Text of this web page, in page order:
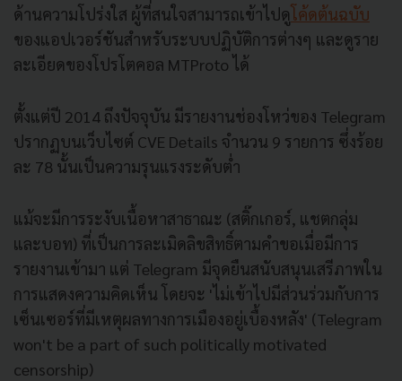
ด้านความโปร่งใส ผู้ที่สนใจสามารถเข้าไปดูโค้ดต้นฉบับ
ของแอปเวอร์ชันสำหรับระบบปฏิบัติการต่างๆ และดูราย
ละเอียดของโปรโตคอล MTProto ได้
ตั้งแต่ปี 2014 ถึงปัจจุบัน มีรายงานช่องโหว่ของ Telegram
ปรากฏบนเว็บไซต์ CVE Details จำนวน 9 รายการ ซึ่งร้อย
ละ 78 นั้นเป็นความรุนแรงระดับต่ำ
แม้จะมีการระงับเนื้อหาสาธาณะ (สติ๊กเกอร์, แชตกลุ่ม
และบอท) ที่เป็นการละเมิดลิขสิทธิ์ตามคำขอเมื่อมีการ
รายงานเข้ามา แต่ Telegram มีจุดยืนสนับสนุนเสรีภาพใน
การแสดงความคิดเห็น โดยจะ 'ไม่เข้าไปมีส่วนร่วมกับการ
เซ็นเซอร์ที่มีเหตุผลทางการเมืองอยู่เบื้องหลัง' (Telegram
won't be a part of such politically motivated
censorship)